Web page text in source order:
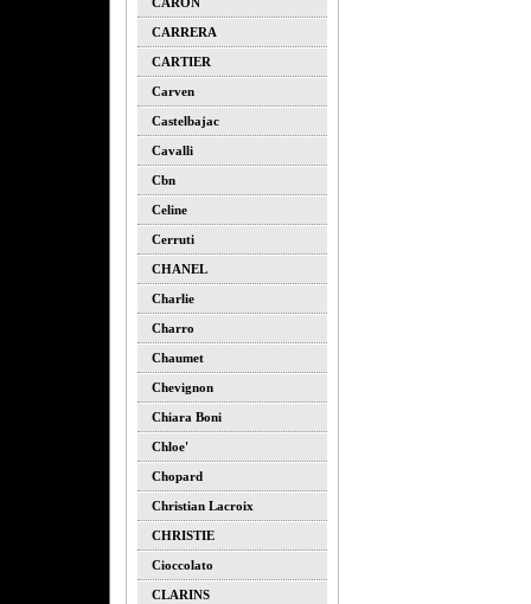
CARRERA
CARTIER
Carven
Castelbajac
Cavalli
Cbn
Celine
Cerruti
CHANEL
Charlie
Charro
Chaumet
Chevignon
Chiara Boni
Chloe'
Chopard
Christian Lacroix
CHRISTIE
Cioccolato
CLARINS